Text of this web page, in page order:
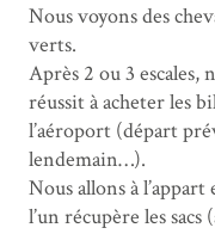
Nous voyons des
verts.
Après 2 ou 3
réussit à acheter les
l’aéroport (départ
lendemain…).
Nous allons à
l’un récupère les